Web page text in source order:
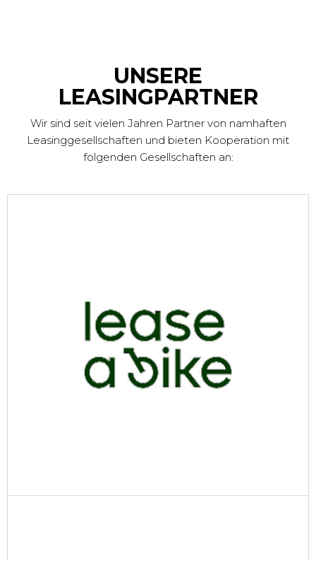
UNSERE
LEASINGPARTNER
Wir sind seit vielen Jahren Partner von namhaften
Leasinggesellschaften und bieten Kooperation mit
folgenden Gesellschaften an: